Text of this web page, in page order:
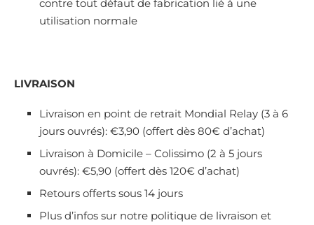
contre tout défaut de fabrication lié à une
utilisation normale
LIVRAISON
Livraison en point de retrait Mondial Relay (3 à 6
jours ouvrés): €3,90 (offert dès 80€ d’achat)
Livraison à Domicile – Colissimo (2 à 5 jours
ouvrés): €5,90 (offert dès 120€ d’achat)
Retours offerts sous 14 jours
Plus d’infos sur notre politique de livraison et